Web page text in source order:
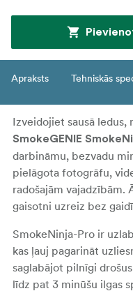
Apraksts Tehniskās
Izveidojiet sausā ledus,
SmokeGENIE
darbināmu, bezvadu
pielāgota fotogrāfu,
radošajām
gaisotni uzreiz bez
SmokeNinja-Pro ir
kas ļauj pagarināt
saglabājot pilnīgi
līdz pat 3 minūšu ilgas